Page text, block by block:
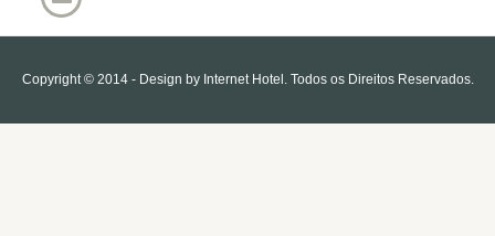
Copyright © 2014 - Design by Internet Hotel . Todos os Direitos Reservados.